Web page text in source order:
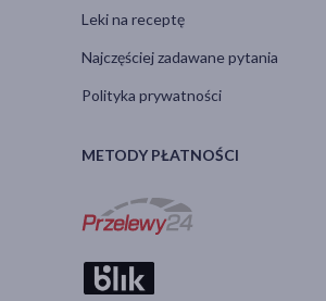
Leki na receptę
Najczęściej zadawane pytania
Polityka prywatności
METODY PŁATNOŚCI